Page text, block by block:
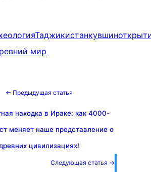
Таджикистанкувшин
мир
← Предыдущая статья
находка в Ираке: как 4000-
меняет наше представление о
цивилизациях!
Следующая статья →